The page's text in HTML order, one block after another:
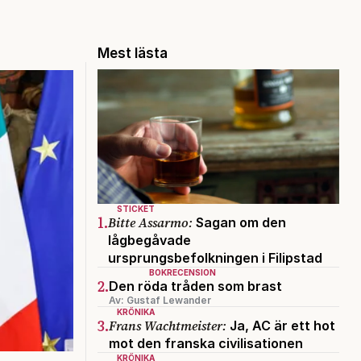
Mest lästa
STICKET
1.Bitte Assarmo: Sagan om den
lågbegåvade
ursprungsbefolkningen i Filipstad
BOKRECENSION
2.Den röda tråden som brast
Av: Gustaf Lewander
KRÖNIKA
3.Frans Wachtmeister: Ja, AC är ett hot
mot den franska civilisationen
KRÖNIKA